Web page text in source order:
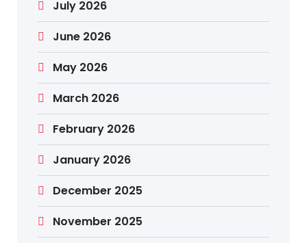
July 2026
June 2026
May 2026
March 2026
February 2026
January 2026
December 2025
November 2025